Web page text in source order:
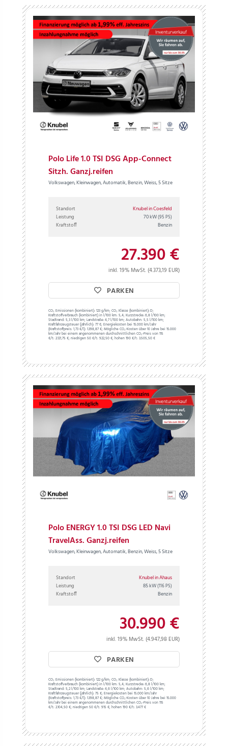
Polo Life 1.0 TSI DSG App-Connect
Sitzh. Ganzj.reifen
Volkswagen, Kleinwagen, Automatik, Benzin, Weiss, 5 Sitze
Standort
Knubel in Coesfeld
Leistung
70 kW(95 PS)
Kraftstoff Benzin
27.390 €
inkl. 19% MwSt. (4.373,19 EUR)
PARKEN
CO₂ Emissionen (kombiniert): 123 g/km;CO₂ Klasse (kombiniert): D;
Kraftstoffverbrauch (kombiniert) in l/100 km: 5,4;Kurzstrecke: 6,8 l/100 km;
Stadtrand: 5,3 l/100 km;Landstraße: 4,7 l/100 km;Autobahn: 5,5 l/100 km;
Kraftfahrzeugsteuer (jährlich): 77 €;Energiekosten bei 15.000 km/Jahr
(Kraftstoffpreis: 1,73€/l): 1.398,87 €;Mögliche CO₂-Kosten über 10 Jahre bei 15.000
km/Jahr bei einem angenommenen durchschnittlichen CO₂-Preis von 115
€/t: 2.121,75 €; niedrigen 50 €/t: 922,50 €; hohen 190 €/t: 3.505,50 €
Polo ENERGY 1.0 TSI DSG LED Navi
TravelAss. Ganzj.reifen
Volkswagen, Kleinwagen, Automatik, Benzin, Weiss, 5 Sitze
Standort
Knubel in Ahaus
Leistung
85 kW(116 PS)
Kraftstoff Benzin
30.990 €
inkl. 19% MwSt. (4.947,98 EUR)
PARKEN
CO₂ Emissionen (kombiniert): 122 g/km;CO₂ Klasse (kombiniert): D;
Kraftstoffverbrauch (kombiniert) in l/100 km: 5,4;Kurzstrecke: 6,8 l/100 km;
Stadtrand: 5,2 l/100 km;Landstraße: 4,6 l/100 km;Autobahn: 5,6 l/100 km;
Kraftfahrzeugsteuer (jährlich): 75 €;Energiekosten bei 15.000 km/Jahr
(Kraftstoffpreis: 1,73€/l): 1.398,87 €;Mögliche CO₂-Kosten über 10 Jahre bei 15.000
km/Jahr bei einem angenommenen durchschnittlichen CO₂-Preis von 115
€/t: 2.104,50 €; niedrigen 50 €/t: 915 €; hohen 190 €/t: 3.477 €